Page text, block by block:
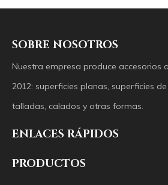
SOBRE NOSOTROS
Nuestra empresa produce accesorios
2012: superficies planas, superficies
talladas, calados y otras formas.
ENLACES RÁPIDOS
PRODUCTOS